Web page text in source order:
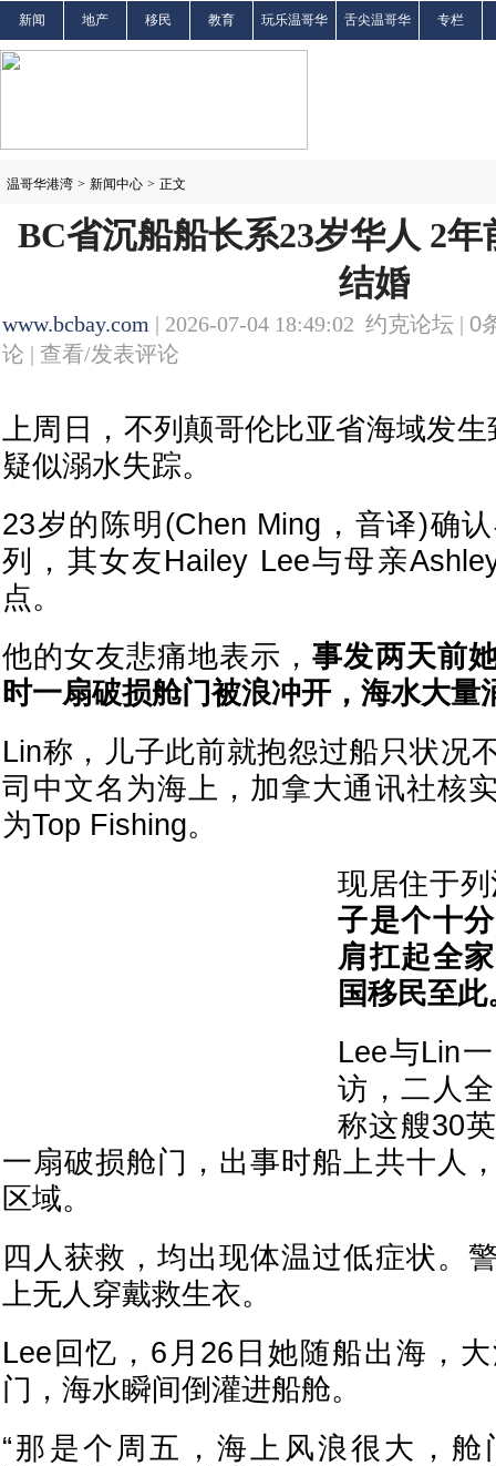
新闻 地产 移民 教育 玩乐温哥华 舌尖温哥华 专栏
温哥华港湾 > 新闻中心 > 正文
BC省沉船船长系23岁华人 2
结婚
www.bcbay.com | 2026-07-04 18:49:02 约克论坛 | 0
论 | 查看/发表评论
上周日，不列颠哥伦比亚省海域发
疑似溺水失踪。
23岁的陈明(Chen Ming，音译)确
列，其女友Hailey Lee与母亲
点。
他的女友悲痛地表示，事发两天前
时一扇破损舱门被浪冲开，海水大量
Lin称，儿子此前就抱怨过船只状况
司中文名为海上，加拿大通讯社核
为Top Fishing。
现居住于
子是个十
肩扛起全
国移民至此
Lee与Lin
访，二人
称这艘30
一扇破损舱门，出事时船上共十人
区域。
四人获救，均出现体温过低症状。
上无人穿戴救生衣。
Lee回忆，6月26日她随船出海，
门，海水瞬间倒灌进船舱。
“那是个周五，海上风浪很大，舱